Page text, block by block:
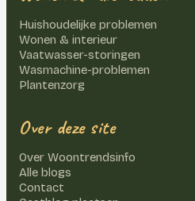
Huishoudelijke problemen
Wonen & interieur
Vaatwasser-storingen
Wasmachine-problemen
Plantenzorg
Over deze site
Over Woontrendsinfo
Alle blogs
Contact